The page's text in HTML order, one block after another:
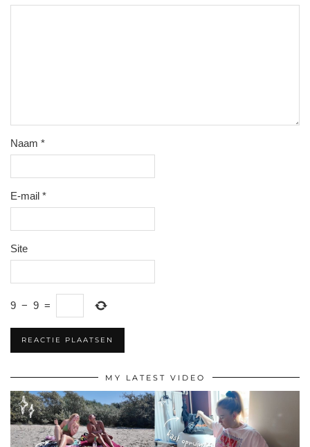
Naam *
E-mail *
Site
9 − 9 =
MY LATEST VIDEO